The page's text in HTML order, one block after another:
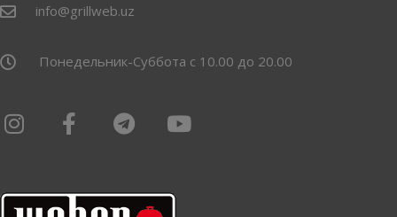
info@grillweb.uz
Понедельник-Суббота с 10.00 до 20.00